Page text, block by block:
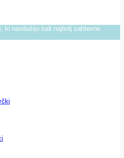
ki navdušijo tudi najbolj zahtevne